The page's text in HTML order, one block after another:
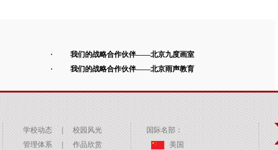
我们的战略合作伙伴——北京九度画室
我们的战略合作伙伴——北京雨声教育
学校动态 ｜
校园风光
管理体系
｜ 作品欣赏
国际名部：
美国